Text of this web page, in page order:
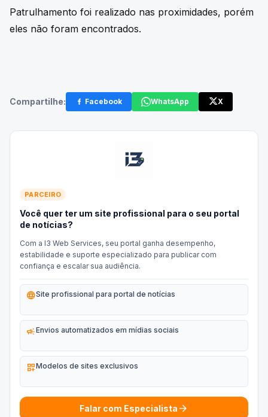
Patrulhamento foi realizado nas proximidades, porém
eles não foram encontrados.
Compartilhe: Facebook WhatsApp X
PARCEIRO
Você quer ter um site profissional para o seu portal
de notícias?
Com a I3 Web Services, seu portal ganha desempenho,
estabilidade e suporte especializado para publicar com
confiança e escalar sua audiência.
languageSite profissional para portal de notícias
campaignEnvios automatizados em mídias sociais
dashboard_customizeModelos de sites exclusivos
Falar com Especialista arrow_forward